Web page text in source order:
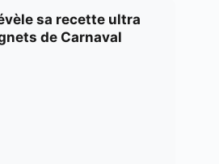
sa recette ultra
de Carnaval